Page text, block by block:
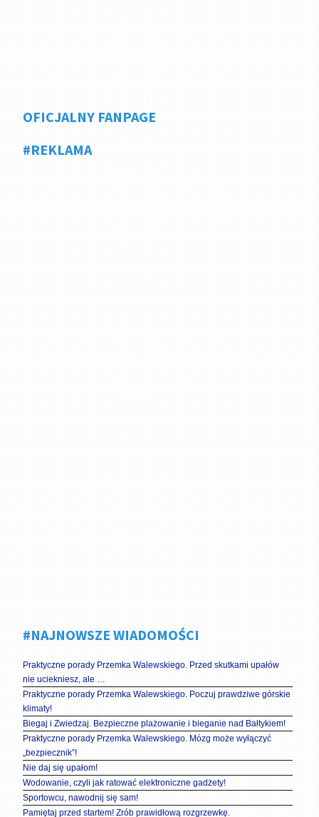
OFICJALNY FANPAGE
#REKLAMA
#NAJNOWSZE WIADOMOŚCI
Praktyczne porady Przemka Walewskiego. Przed skutkami upałów
nie uciekniesz, ale …
Praktyczne porady Przemka Walewskiego. Poczuj prawdziwe górskie
klimaty!
Biegaj i Zwiedzaj. Bezpieczne plażowanie i bieganie nad Bałtykiem!
Praktyczne porady Przemka Walewskiego. Mózg może wyłączyć
„bezpiecznik”!
Nie daj się upałom!
Wodowanie, czyli jak ratować elektroniczne gadżety!
Sportowcu, nawodnij się sam!
Pamiętaj przed startem! Zrób prawidłową rozgrzewkę.